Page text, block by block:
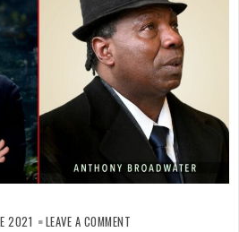
2021 LEAVE A COMMENT